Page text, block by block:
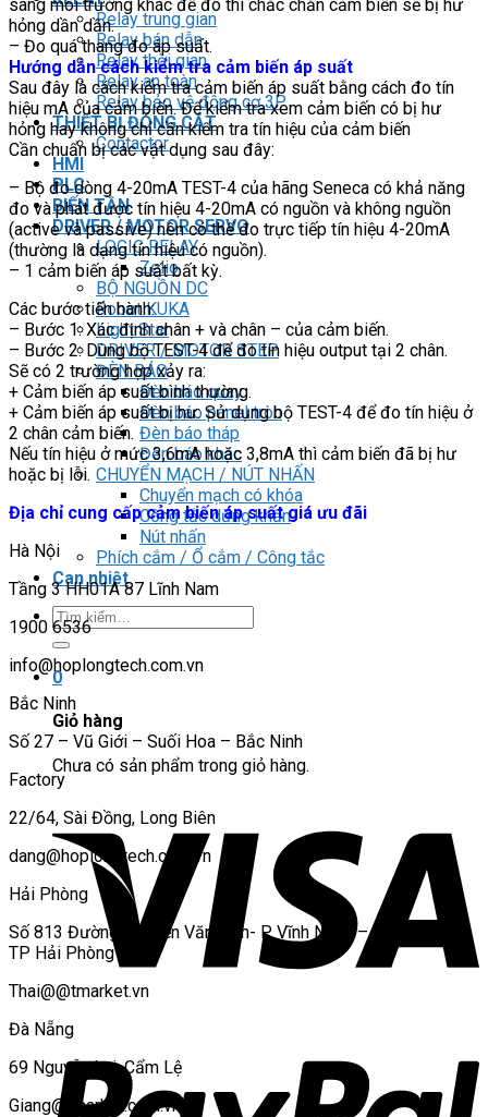
Relay trung gian
Relay bán dẫn
Relay thời gian
Relay an toàn
Relay bảo vệ động cơ 3P
THIẾT BỊ ĐÓNG CẮT
Contactor
HMI
PLC
BIẾN TẦN
DRIVER / MOTOR SERVO
LOGIC RELAY
Zelio
BỘ NGUỒN DC
Robot KUKA
Light Star
DRIVER / MOTOR STEP
ĐÈN BÁO
Đèn báo quay
Đèn báo panel tròn
Đèn báo tháp
Đèn báo khác
CHUYỂN MẠCH / NÚT NHẤN
Chuyển mạch có khóa
Công tắc dừng khẩn
Nút nhấn
Phích cắm / Ổ cắm / Công tắc
Can nhiệt
Tìm
kiếm:
0
Giỏ hàng
Chưa có sản phẩm trong giỏ hàng.
sang môi trường khác để đo thì chắc chắn cảm biến sẽ bị hư
hỏng dần dần.
– Đo quá thang đo áp suất.
Hướng dẫn cách kiểm tra cảm biến áp suất
Sau đây là cách kiểm tra cảm biến áp suất bằng cách đo tín
hiệu mA của cảm biến. Để kiểm tra xem cảm biến có bị hư
hỏng hay không chỉ cần kiểm tra tín hiệu của cảm biến
Cần chuẩn bị các vật dụng sau đây:
– Bộ đo dòng 4-20mA TEST-4 của hãng Seneca có khả năng
đo và phát được tín hiệu 4-20mA có nguồn và không nguồn
(active và passive) nên có thể đo trực tiếp tín hiệu 4-20mA
(thường là dạng tín hiệu có nguồn).
– 1 cảm biến áp suất bất kỳ.
Các bước tiến hành:
– Bước 1: Xác định chân + và chân – của cảm biến.
– Bước 2: Dùng bộ TEST-4 để đo tín hiệu output tại 2 chân.
Sẽ có 2 trường hợp xảy ra:
+ Cảm biến áp suất bình thường.
+ Cảm biến áp suất bị hư: Sử dụng bộ TEST-4 để đo tín hiệu ở
2 chân cảm biến.
Nếu tín hiệu ở mức 3,6mA hoặc 3,8mA thì cảm biến đã bị hư
hoặc bị lỗi.
Địa chỉ cung cấp cảm biến áp suất giá ưu đãi
Hà Nội
Tầng 3 HH01A 87 Lĩnh Nam
1900 6536
info@hoplongtech.com.vn
Bắc Ninh
Số 27 – Vũ Giới – Suối Hoa – Bắc Ninh
Factory
22/64, Sài Đồng, Long Biên
dang@hoplongtech.com.vn
Hải Phòng
Số 813 Đường Nguyễn Văn Linh- P Vĩnh Niệm – Q Lê Chân –
TP Hải Phòng
Thai@@tmarket.vn
Đà Nẵng
69 Nguyễn Lai, Cẩm Lệ
Giang@tmarket.com.vn